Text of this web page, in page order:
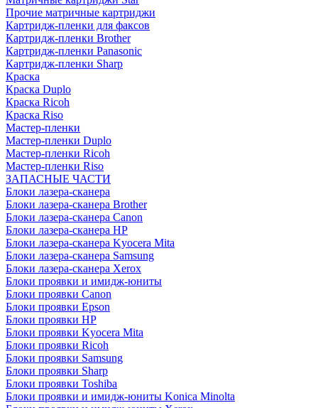
Прочие матричные картриджи
Картридж-пленки для факсов
Картридж-пленки Brother
Картридж-пленки Panasonic
Картридж-пленки Sharp
Краска
Краска Duplo
Краска Ricoh
Краска Riso
Мастер-пленки
Мастер-пленки Duplo
Мастер-пленки Ricoh
Мастер-пленки Riso
ЗАПАСНЫЕ ЧАСТИ
Блоки лазера-сканера
Блоки лазера-сканера Brother
Блоки лазера-сканера Canon
Блоки лазера-сканера HP
Блоки лазера-сканера Kyocera Mita
Блоки лазера-сканера Samsung
Блоки лазера-сканера Xerox
Блоки проявки и имидж-юниты
Блоки проявки Canon
Блоки проявки Epson
Блоки проявки HP
Блоки проявки Kyocera Mita
Блоки проявки Ricoh
Блоки проявки Samsung
Блоки проявки Sharp
Блоки проявки Toshiba
Блоки проявки и имидж-юниты Konica Minolta